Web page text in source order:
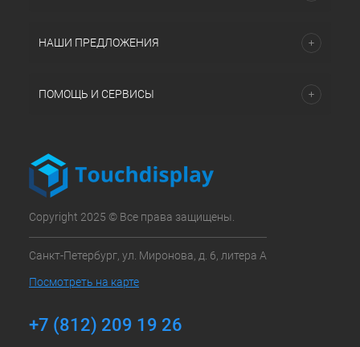
НАШИ ПРЕДЛОЖЕНИЯ
ПОМОЩЬ И СЕРВИСЫ
Copyright 2025 © Все права защищены.
Санкт-Петербург, ул. Миронова, д. 6, литера А
Посмотреть на карте
+7 (812) 209 19 26